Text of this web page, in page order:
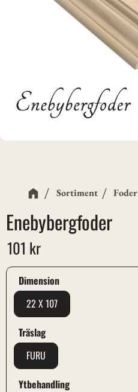
Sortiment Foder
Enebybergfoder
101 kr
Dimension
22 X 107
Träslag
FURU
Ytbehandling